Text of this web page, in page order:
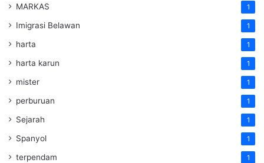
MARKAS 1
Imigrasi Belawan 1
harta 1
harta karun 1
mister 1
perburuan 1
Sejarah 1
Spanyol 1
terpendam 1